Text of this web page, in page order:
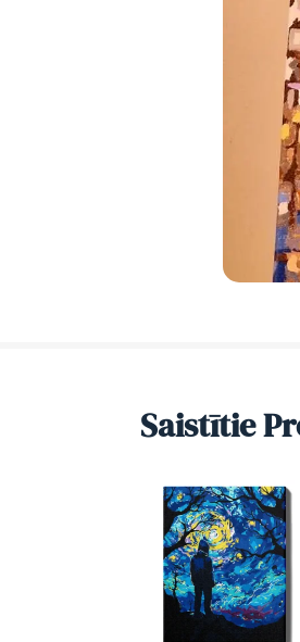
Saistītie